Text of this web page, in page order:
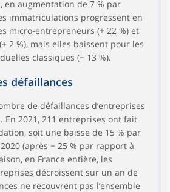
en augmentation de 7 % par
immatriculations progressent en
micro-entrepreneurs (+ 22 %) et
2 %), mais elles baissent pour les
classiques (− 13 %).
défaillances
de défaillances d’entreprises
2021, 211 entreprises ont fait
soit une baisse de 15 % par
(après − 25 % par rapport à
en France entière, les
décroissent sur un an de
ne recouvrent pas l’ensemble